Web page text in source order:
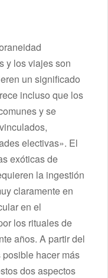
y los viajes son
un significado
incluso que los
y se
electivas». El
exóticas de
la ingestión
claramente en
en el
los rituales de
años. A partir del
hacer más
dos aspectos